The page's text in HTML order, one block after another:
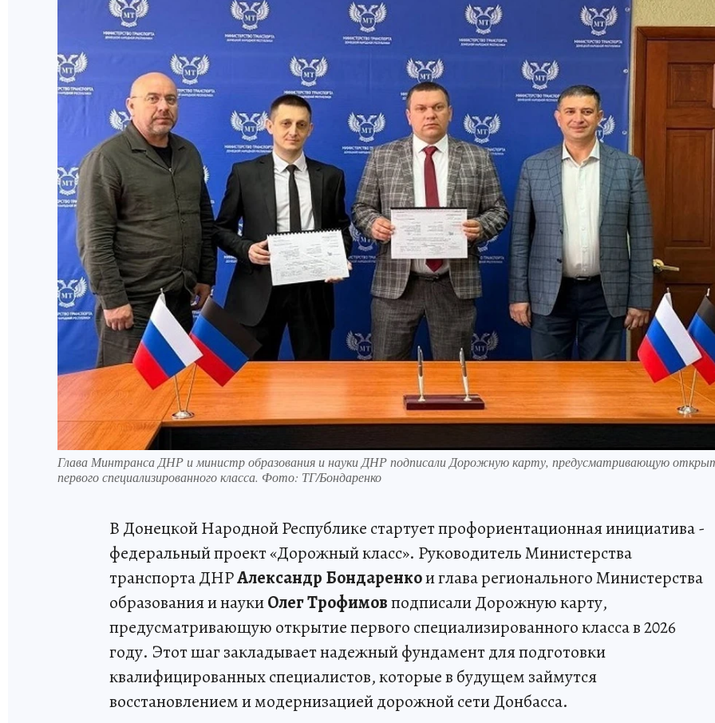
Глава Минтранса ДНР и министр образования и науки ДНР подписали Дорожную карту, предусматривающую
первого специализированного класса. Фото: ТГ/Бондаренко
В Донецкой Народной Республике стартует профориентационная инициатива -
федеральный проект «Дорожный класс». Руководитель Министерства
транспорта ДНРАлександр Бондаренкои глава регионального Министерства
образования и наукиОлег Трофимовподписали Дорожную карту,
предусматривающую открытие первого специализированного класса в 2026
году. Этот шаг закладывает надежный фундамент для подготовки
квалифицированных специалистов, которые в будущем займутся
восстановлением и модернизацией дорожной сети Донбасса.